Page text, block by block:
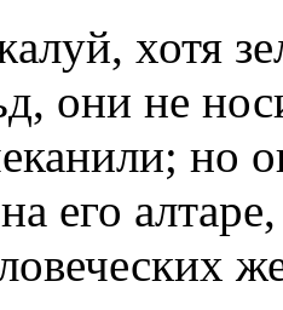
хотя
они не
но
его